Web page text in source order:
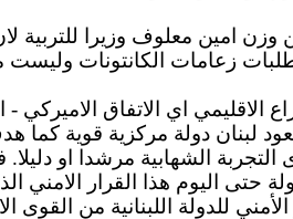
امين معلوف وزيرا للتربية
زعامات الكانتونات
اي الاتفاق الاميركي -
لبنان دولة مركزية قوية كما
الشهابية مرشدا او دليلا.
حتى اليوم هذا القرار
للدولة اللبنانية من القوى